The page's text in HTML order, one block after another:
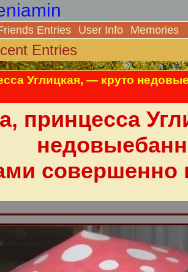
Entries User Info Memories
Entries
Углицкая, — круто
принцесса
совершенно